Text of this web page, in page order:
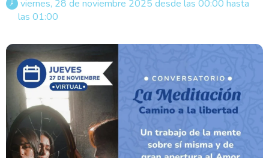
las 01:00